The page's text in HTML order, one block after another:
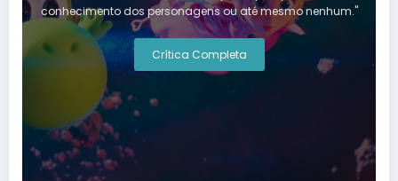
conhecimento dos personagens ou até mesmo nenhum."
Crítica Completa